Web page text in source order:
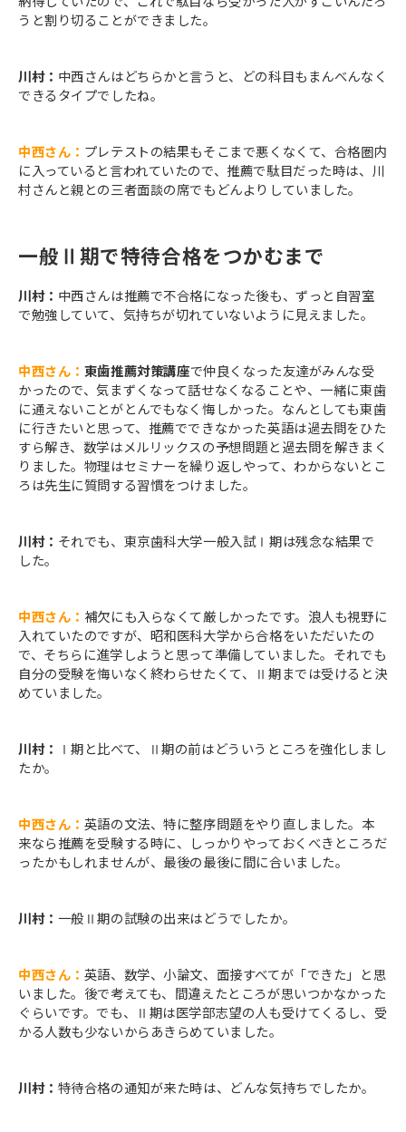
うと割り切ることができました。
川村： 中西さんはどちらかと言うと、どの科目もまんべんなく
できるタイプでしたね。
中西さん： プレテストの結果もそこまで悪くなくて、合格圏内
に入っていると言われていたので、推薦で駄目だった時は、川
村さんと親との三者面談の席でもどんよりしていました。
一般Ⅱ期で特待合格をつかむまで
川村： 中西さんは推薦で不合格になった後も、ずっと自習室
で勉強していて、気持ちが切れていないように見えました。
中西さん： 東歯推薦対策講座で仲良くなった友達がみんな受
かったので、気まずくなって話せなくなることや、一緒に東歯
に通えないことがとんでもなく悔しかった。なんとしても東歯
に行きたいと思って、推薦でできなかった英語は過去問をひた
すら解き、数学はメルリックスの予想問題と過去問を解きまく
りました。物理はセミナーを繰り返しやって、わからないとこ
ろは先生に質問する習慣をつけました。
川村： それでも、東京歯科大学一般入試Ⅰ期は残念な結果で
した。
中西さん： 補欠にも入らなくて厳しかったです。浪人も視野に
入れていたのですが、昭和医科大学から合格をいただいたの
で、そちらに進学しようと思って準備していました。それでも
自分の受験を悔いなく終わらせたくて、Ⅱ期までは受けると決
めていました。
川村： Ⅰ期と比べて、Ⅱ期の前はどういうところを強化しまし
たか。
中西さん： 英語の文法、特に整序問題をやり直しました。本
来なら推薦を受験する時に、しっかりやっておくべきところだ
ったかもしれませんが、最後の最後に間に合いました。
川村： 一般Ⅱ期の試験の出来はどうでしたか。
中西さん： 英語、数学、小論文、面接すべてが「できた」と思
いました。後で考えても、間違えたところが思いつかなかった
ぐらいです。でも、Ⅱ期は医学部志望の人も受けてくるし、受
かる人数も少ないからあきらめていました。
川村： 特待合格の通知が来た時は、どんな気持ちでしたか。